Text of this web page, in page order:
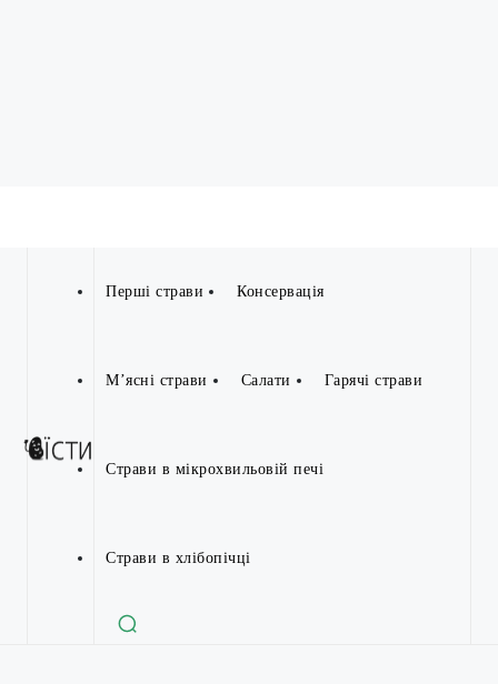
Перші страви Консервація
М’ясні страви Салати Гарячі страви
Страви в мікрохвильовій печі
Страви в хлібопічці